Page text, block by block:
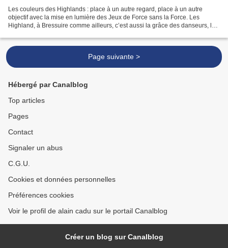
Les couleurs des Highlands : place à un autre regard, place à un autre
objectif avec la mise en lumière des Jeux de Force sans la Force. Les
Highland, à Bressuire comme ailleurs, c’est aussi la grâce des danseurs, les
Page suivante >
Hébergé par Canalblog
Top articles
Pages
Contact
Signaler un abus
C.G.U.
Cookies et données personnelles
Préférences cookies
Voir le profil de alain cadu sur le portail Canalblog
Créer un blog sur Canalblog